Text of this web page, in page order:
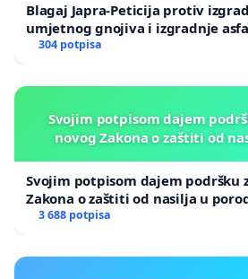
Blagaj Japra-Peticija protiv
umjetnog gnojiva i izgradnje
304 potpisa
Svojim potpisom dajem
novog Zakona o zaštiti od
Svojim potpisom dajem podršku
Zakona o zaštiti od nasilja u
3 688 potpisa